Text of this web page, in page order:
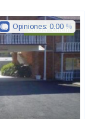
Golden Chain
Opiniones: 0.00